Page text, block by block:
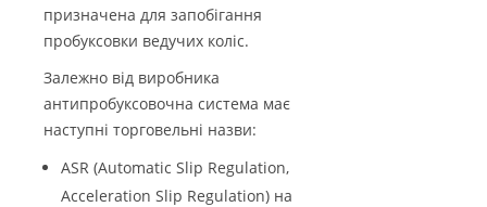
призначена для запобігання
пробуксовки ведучих коліс.
Залежно від виробника
антипробуксовочна система має
наступні торговельні назви:
ASR (Automatic Slip Regulation,
Acceleration Slip Regulation) на